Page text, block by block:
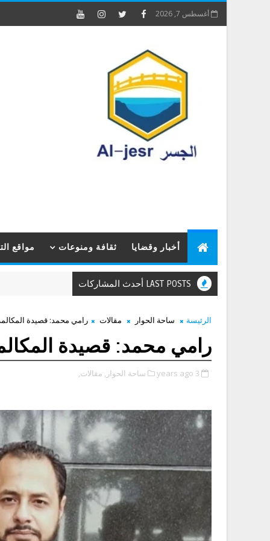
أغسطس 7, 2026
أخبار وقضايا ثقافة ومنوعات مواقع
LAST POSTS أحدث المشاركات
الرئيسة ساحة الحوار مقالات رامي محمد: قصيدة
رامي محمد: قصيدة
3 years ago ساحة الحوار, مقالات,